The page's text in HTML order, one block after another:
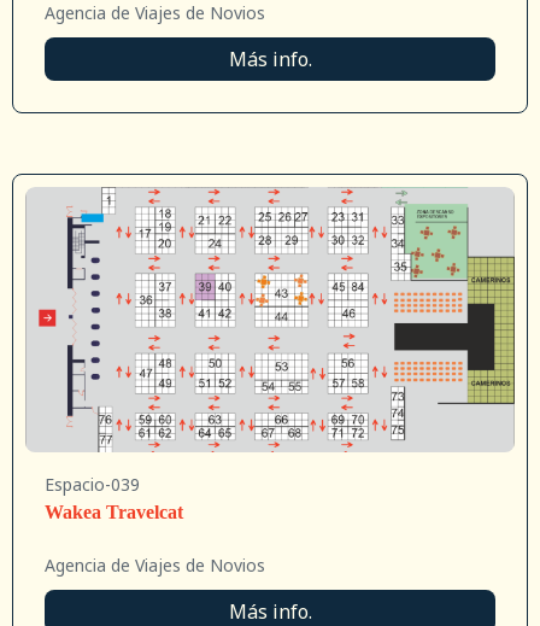
Agencia de Viajes de Novios
Más info.
Espacio-039
Wakea Travelcat
Agencia de Viajes de Novios
Más info.